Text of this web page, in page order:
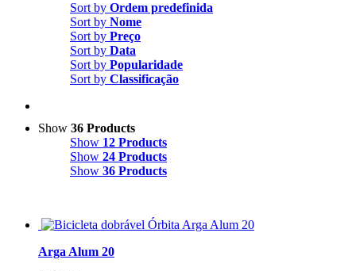
Sort by Ordem predefinida
Sort by Nome
Sort by Preço
Sort by Data
Sort by Popularidade
Sort by Classificação
Show 36 Products
Show 12 Products
Show 24 Products
Show 36 Products
Arga Alum 20